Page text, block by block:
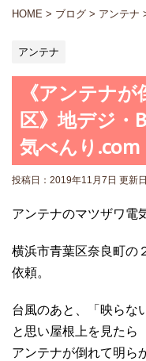
HOME > ブログ > アンテナ
アンテナ
《アンテナ
区》地デジ・
気べんり.com
投稿日：2019年11月7日 更新日
アンテナのマツザワ電
横浜市青葉区奈良町の
依頼。
台風のあと、「映らな
と思い屋根上を見たら
アンテナが倒れて明ら